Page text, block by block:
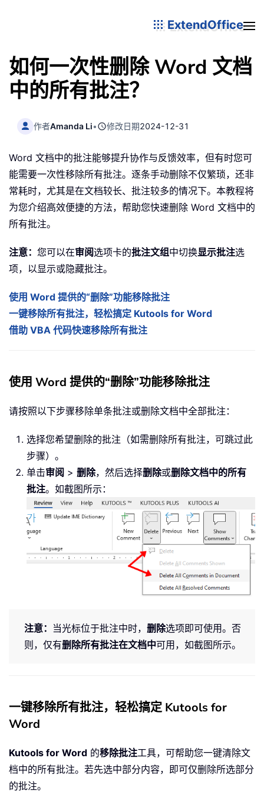
ExtendOffice
如何一次性删除 Word 文档
中的所有批注？
作者Amanda Li• 修改日期2024-12-31
Word 文档中的批注能够提升协作与反馈效率，但有时您可
能需要一次性移除所有批注。逐条手动删除不仅繁琐，还非
常耗时，尤其是在文档较长、批注较多的情况下。本教程将
为您介绍高效便捷的方法，帮助您快速删除 Word 文档中的
所有批注。
注意： 您可以在审阅选项卡的批注文组中切换显示批注选
项，以显示或隐藏批注。
使用 Word 提供的“删除”功能移除批注
一键移除所有批注，轻松搞定 Kutools for Word
借助 VBA 代码快速移除所有批注
使用 Word 提供的“删除”功能移除批注
请按照以下步骤移除单条批注或删除文档中全部批注：
选择您希望删除的批注（如需删除所有批注，可跳过此
步骤）。
单击审阅 > 删除，然后选择删除或删除文档中的所有
批注。如截图所示：
注意： 当光标位于批注中时， 删除选项即可使用。否
则，仅有删除所有批注在文档中可用，如截图所示。
一键移除所有批注，轻松搞定 Kutools for
Word
Kutools for Word 的移除批注工具，可帮助您一键清除文
档中的所有批注。若先选中部分内容，即可仅删除所选部分
的批注。